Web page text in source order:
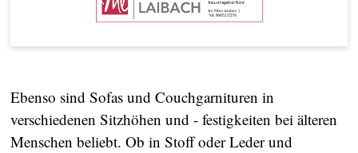
Ebenso sind Sofas und Couchgarnituren in
verschiedenen Sitzhöhen und - festigkeiten bei älteren
Menschen beliebt. Ob in Stoff oder Leder und